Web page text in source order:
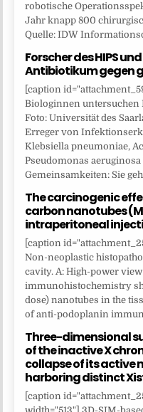
robotische
Jahr knapp 800
Quelle: IDW
Forscher des HIPS
Antibiotikum gegen
[caption
Biologinnen
Foto: Universität des
Erreger von
Klebsiella pneumoniae,
Pseudomonas
Gemeinsamkeiten: Sie
The carcinogenic
carbon nanotubes
intraperitoneal
[caption
Non-neoplastic
cavity. A: High-power
immunohistochemistry
dose) nanotubes in the
of anti-podoplanin
Three-dimensional
of the inactive X
collapse of its
harboring distinct
[caption